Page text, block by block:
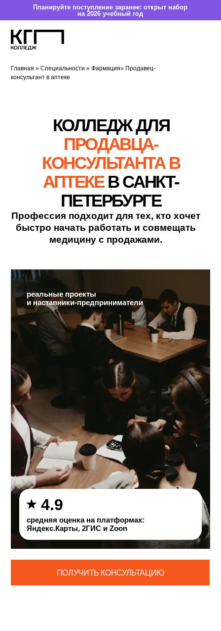
Планируйте поступление заранее: открыт набор
на 2026 учебный год
Специальности Фармация » Продавец-
консультант в аптеке
КОЛЛЕДЖ ДЛЯ
ПРОДАВЦА-
КОНСУЛЬТАНТА В
АПТЕКЕВ САНК
ПЕТЕРБУРГЕ
Профессия подходит для тех, кто хочет
быстро начать работать и совмещать
реальные проекты
и наставники-предприниматели
4.9